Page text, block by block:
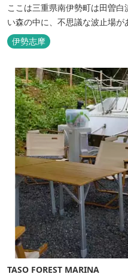
ここは三重県南伊勢町は田曽
い森の中に、不思議な波止場
のは3艇のヨット。日本初の森のマリーナで
インテリアは見た目からは想像
間。夏場でもエアコン完備で
上に寝転んで夜空を見上げれば
伊勢志摩
TASO FOREST MARINA